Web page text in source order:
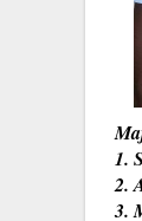
1.
2.
3.